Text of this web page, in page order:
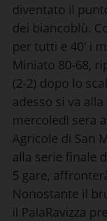
diventato il
dei biancoblù.
per tutti e 40′ i
Miniato 80-68,
(2-2) dopo lo
adesso si va
mercoledì sera
Agricole di San
alla serie finale
5 gare,
Nonostante il
il PalaRavizza